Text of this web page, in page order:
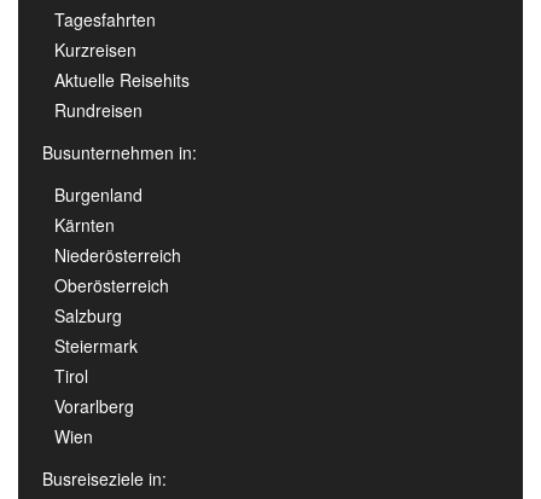
Tagesfahrten
Kurzreisen
Aktuelle Reisehits
Rundreisen
Busunternehmen in:
Burgenland
Kärnten
Niederösterreich
Oberösterreich
Salzburg
Steiermark
Tirol
Vorarlberg
Wien
Busreiseziele in: